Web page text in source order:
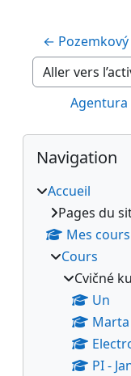
←
Aller vers
Blocs
Passer Navigation
Navigation
Accueil
Pages du
Mes cours
Cours
Cvičné
Un
Marta
PI -